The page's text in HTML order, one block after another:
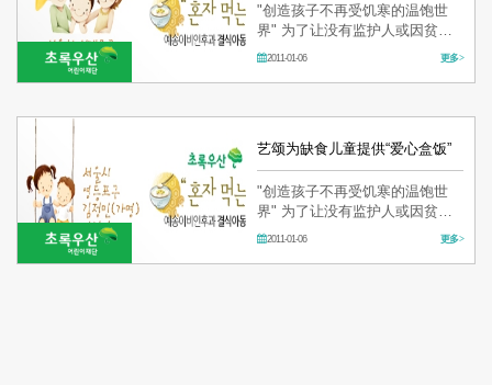
"创造孩子不再受饥寒的温饱世
界" 为了让没有监护人或因贫穷
而不得不挨饿的孩子健康成长，
支持营养支援费、盒饭配送、营
养教育等， 促进帮助儿童身体和
2011-01-06 更多 >
艺颂为缺食儿童提供“爱心盒饭”
"创造孩子不再受饥寒的温饱世
界" 为了让没有监护人或因贫穷
而不得不挨饿的孩子健康成长，
支持营养支援费、盒饭配送、营
养教育等， 促进帮助儿童身体和
2011-01-06 更多 >